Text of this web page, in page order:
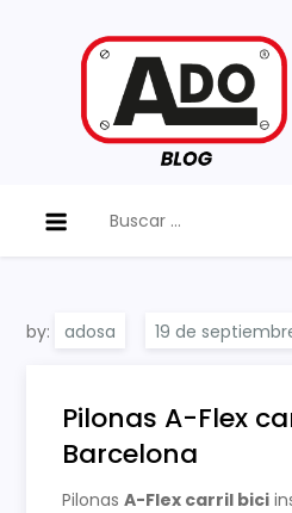
by: adosa
Pilonas A-Flex
Barcelona
PilonasA-Flex carril bici